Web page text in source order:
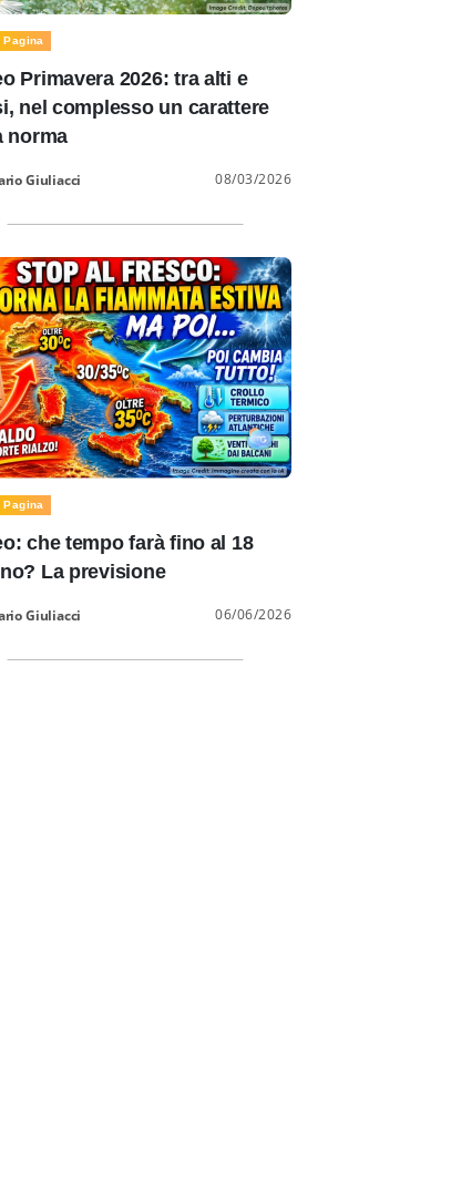
Pagina
Primavera 2026: tra alti e
nel complesso un carattere
norma
Giuliacci 08/03/2026
Pagina
che tempo farà fino al 18
La previsione
Giuliacci 06/06/2026